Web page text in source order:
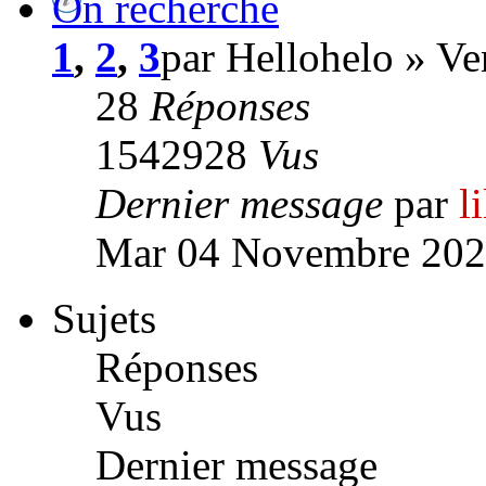
1, 2, 3par Hellohelo »
28 Réponses
1542928 Vus
Dernier message par
Mar 04 Novembre
Sujets
Réponses
Vus
Dernier message